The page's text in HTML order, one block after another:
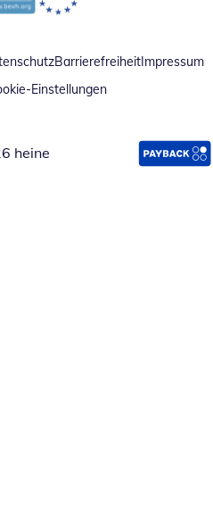
Fenster
Öffnet in neuem Fenster
BarrierefreiheitImpressum
Einstellungen
heine